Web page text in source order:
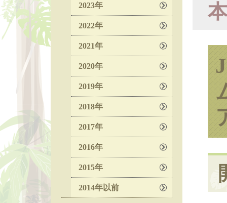
2023年
2022年
2021年
2020年
2019年
2018年
2017年
2016年
2015年
2014年以前